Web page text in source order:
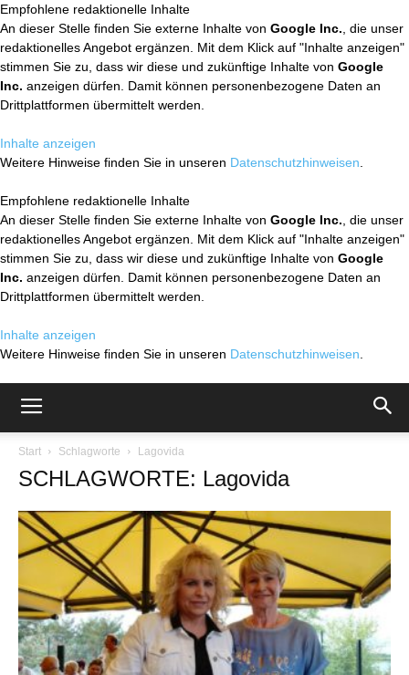
Empfohlene redaktionelle Inhalte
An dieser Stelle finden Sie externe Inhalte von Google Inc. , die unser
redaktionelles Angebot ergänzen. Mit dem Klick auf "Inhalte anzeigen"
stimmen Sie zu, dass wir diese und zukünftige Inhalte von Google
Inc. anzeigen dürfen. Damit können personenbezogene Daten an
Drittplattformen übermittelt werden.
Inhalte anzeigen
Weitere Hinweise finden Sie in unseren Datenschutzhinweisen
Empfohlene redaktionelle Inhalte
An dieser Stelle finden Sie externe Inhalte von Google Inc. , die unser
redaktionelles Angebot ergänzen. Mit dem Klick auf "Inhalte anzeigen"
stimmen Sie zu, dass wir diese und zukünftige Inhalte von Google
Inc. anzeigen dürfen. Damit können personenbezogene Daten an
Drittplattformen übermittelt werden.
Inhalte anzeigen
Weitere Hinweise finden Sie in unseren Datenschutzhinweisen
Start Schlagworte Lagovida
SCHLAGWORTE: Lagovida